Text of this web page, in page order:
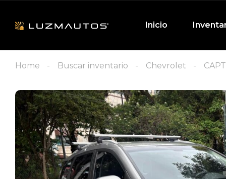
Inicio
Home Buscar inventario Chevrolet